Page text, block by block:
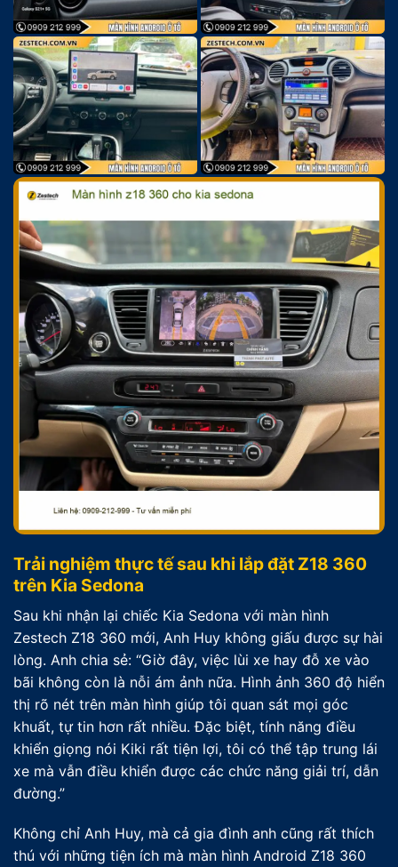
Trải nghiệm thực tế sau khi lắp đặt Z18 360
trên Kia Sedona
Sau khi nhận lại chiếc Kia Sedona với màn hình
Zestech Z18 360 mới, Anh Huy không giấu được sự hài
lòng. Anh chia sẻ: “Giờ đây, việc lùi xe hay đỗ xe vào
bãi không còn là nỗi ám ảnh nữa. Hình ảnh 360 độ hiển
thị rõ nét trên màn hình giúp tôi quan sát mọi góc
khuất, tự tin hơn rất nhiều. Đặc biệt, tính năng điều
khiển giọng nói Kiki rất tiện lợi, tôi có thể tập trung lái
xe mà vẫn điều khiển được các chức năng giải trí, dẫn
đường.”
Không chỉ Anh Huy, mà cả gia đình anh cũng rất thích
thú với những tiện ích mà màn hình Android Z18 360